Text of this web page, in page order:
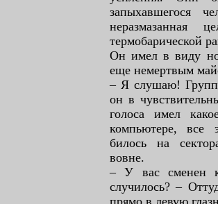
запыхавшегося
неразмазанная
термобарической
Он имел в виду
еще немертвым
– Я слушаю!
он в
голоса имел
компьютере, все
билось на
вовне.
– У вас сменен
случилось? –
прямо в левую